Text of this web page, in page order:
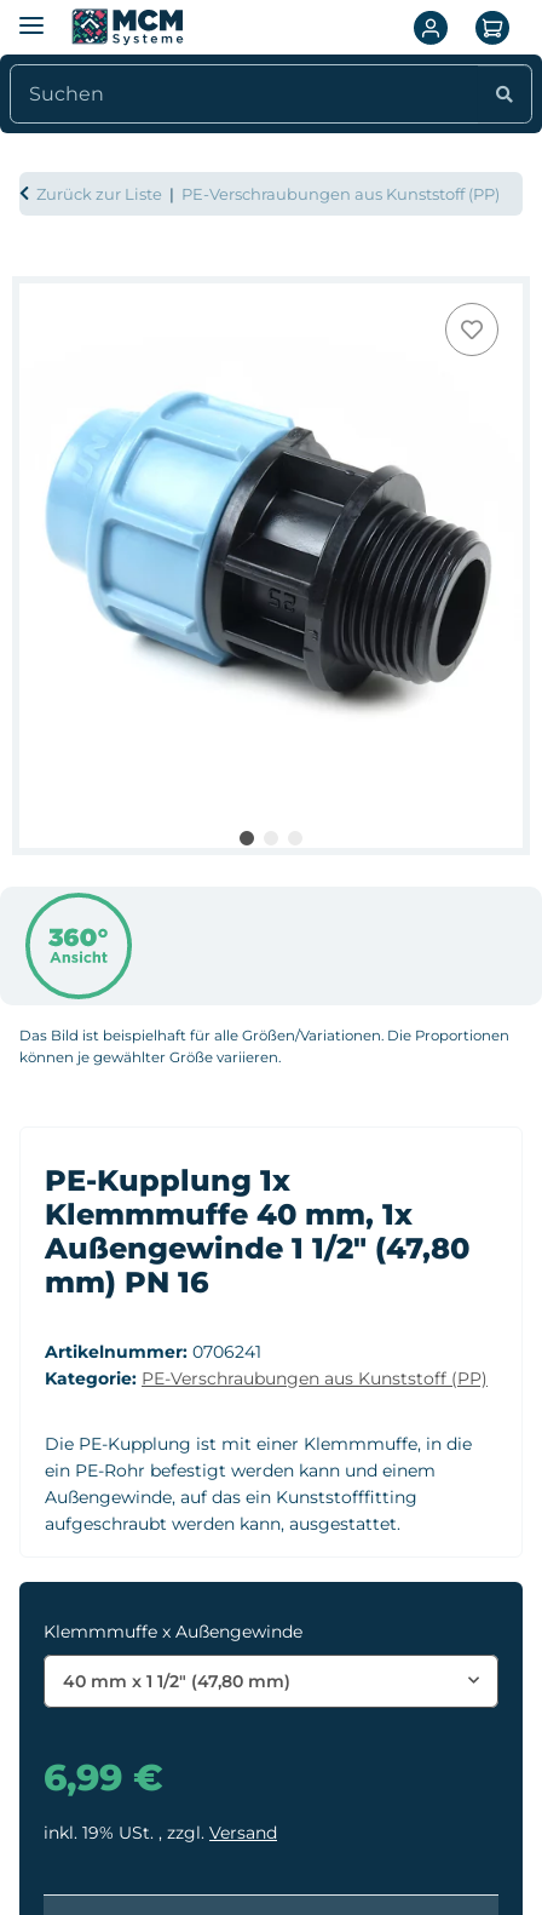
Zurück zur Liste PE-Verschraubungen aus Kunststoff (PP)
Das Bild ist beispielhaft für alle Größen/Variationen. Die Proportionen
können je gewählter Größe variieren.
PE-Kupplung 1x
Klemmmuffe 40 mm, 1x
Außengewinde 1 1/2" (47,80
mm) PN 16
Artikelnummer: 0706241
Kategorie: PE-Verschraubungen aus Kunststoff (PP)
Die PE-Kupplung ist mit einer Klemmmuffe, in die
ein PE-Rohr befestigt werden kann und einem
Außengewinde, auf das ein Kunststofffitting
aufgeschraubt werden kann, ausgestattet.
Klemmmuffe x Außengewinde
40 mm x 1 1/2" (47,80 mm)
6,99 €
inkl. 19% USt. , zzgl. Versand